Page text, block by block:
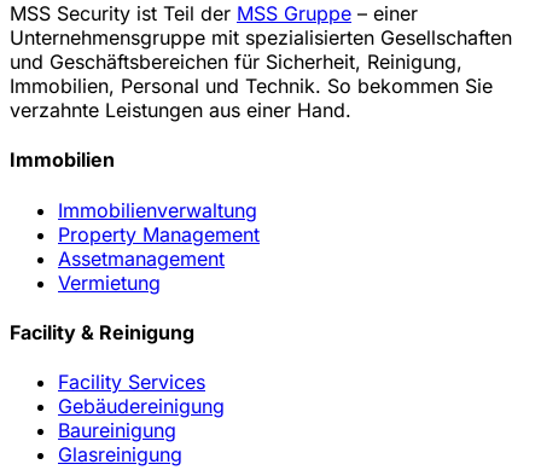
MSS Security ist Teil der MSS Gruppe – einer
Unternehmensgruppe mit spezialisierten Gesellschaften
und Geschäftsbereichen für Sicherheit, Reinigung,
Immobilien, Personal und Technik. So bekommen Sie
verzahnte Leistungen aus einer Hand.
Immobilien
Immobilienverwaltung
Property Management
Assetmanagement
Vermietung
Facility & Reinigung
Facility Services
Gebäudereinigung
Baureinigung
Glasreinigung